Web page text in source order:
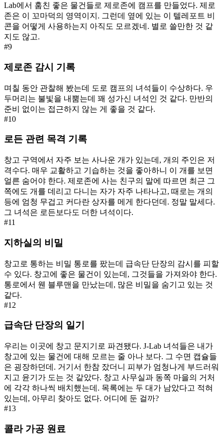
Lab에서 훔친 좋은 물건들로 제로존에 캠프를 만들었다. 제로
존은 이 꼬마덕의 영역이지. 그런데 옆에 있는 이 텔레포트 비
콘을 어떻게 사용하는지 아직도 모르겠네. 별로 쓸만한 것 같
지도 않고.
#9
제로존 감시 기록
며칠 동안 관찰해 봤는데 도로 캠프의 녀석들이 수상하다. 우
두머리는 불빛을 내뿜는데 꽤 성가신 녀석인 것 같다. 만반의
준비 없이는 접근하지 않는 게 좋을 것 같다.
#10
로든 관련 목격 기록
창고 구역에서 자주 보는 사나운 개가 있는데, 개의 주인은 저
격수다. 매우 교활하고 기습하는 것을 좋아하니 이 개를 보면
얼른 숨어야 한다. 제로존에 사는 친구의 말에 따르면 최근 그
쪽에도 개를 데리고 다니는 자가 자주 나타나고, 때로는 개의
등에 엄청 무겁고 커다란 상자를 메게 한다던데. 정말 말세다.
그 녀석은 로든보다도 더한 녀석이다.
#11
지하실의 비밀
창고로 통하는 비밀 통로를 팠는데 급속단 단장의 감시를 피할
수 있다. 창고에 좋은 물건이 있는데, 그것들을 가져와야 한다.
통로에서 웬 블루맨을 만났는데, 많은 비밀을 숨기고 있는 것
같다.
#12
급속단 단장의 일기
우리는 이곳에 창고 문지기로 파견됐다. J-Lab 녀석들은 내가
창고에 있는 물건에 대해 모르는 줄 아나 보다. 그 수면 캡슐들
은 굉장하던데. 거기서 한참 잤더니 피부가 엄청나게 부드러워
지고 윤기가 도는 것 같았다. 창고 사무실과 동쪽 마을의 거처
에 각각 하나씩 배치했는데. 목록에는 두 대가 남았다고 적혀
있는데, 아무리 찾아도 없다. 어디에 둔 걸까?
#13
콜라 가공 원료